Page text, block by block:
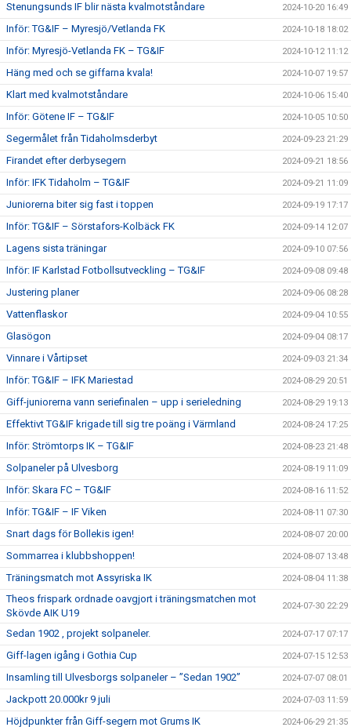
Stenungsunds IF blir nästa kvalmotståndare 2024-10-20 16:49
Inför: TG&IF – Myresjö/Vetlanda FK 2024-10-18 18:02
Inför: Myresjö-Vetlanda FK – TG&IF 2024-10-12 11:12
Häng med och se giffarna kvala! 2024-10-07 19:57
Klart med kvalmotståndare 2024-10-06 15:40
Inför: Götene IF – TG&IF 2024-10-05 10:50
Segermålet från Tidaholmsderbyt 2024-09-23 21:29
Firandet efter derbysegern 2024-09-21 18:56
Inför: IFK Tidaholm – TG&IF 2024-09-21 11:09
Juniorerna biter sig fast i toppen 2024-09-19 17:17
Inför: TG&IF – Sörstafors-Kolbäck FK 2024-09-14 12:07
Lagens sista träningar 2024-09-10 07:56
Inför: IF Karlstad Fotbollsutveckling – TG&IF 2024-09-08 09:48
Justering planer 2024-09-06 08:28
Vattenflaskor 2024-09-04 10:55
Glasögon 2024-09-04 08:17
Vinnare i Vårtipset 2024-09-03 21:34
Inför: TG&IF – IFK Mariestad 2024-08-29 20:51
Giff-juniorerna vann seriefinalen – upp i serieledning 2024-08-29 19:13
Effektivt TG&IF krigade till sig tre poäng i Värmland 2024-08-24 17:25
Inför: Strömtorps IK – TG&IF 2024-08-23 21:48
Solpaneler på Ulvesborg 2024-08-19 11:09
Inför: Skara FC – TG&IF 2024-08-16 11:52
Inför: TG&IF – IF Viken 2024-08-11 07:30
Snart dags för Bollekis igen! 2024-08-07 20:00
Sommarrea i klubbshoppen! 2024-08-07 13:48
Träningsmatch mot Assyriska IK 2024-08-04 11:38
Theos frispark ordnade oavgjort i träningsmatchen mot
Skövde AIK U19
2024-07-30 22:29
Sedan 1902 , projekt solpaneler. 2024-07-17 07:17
Giff-lagen igång i Gothia Cup 2024-07-15 12:53
Insamling till Ulvesborgs solpaneler – ”Sedan 1902” 2024-07-07 08:01
Jackpott 20.000kr 9 juli 2024-07-03 11:59
Höjdpunkter från Giff-segern mot Grums IK 2024-06-29 21:35